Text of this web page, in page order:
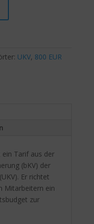
t
n UKV, 800 EUR
Tarif aus der
(bKV) der
Er richtet
Mitarbeitern ein
zur